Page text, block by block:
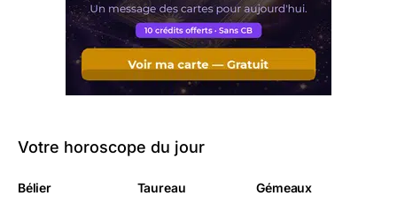
Votre horoscope du jour
Bélier Taureau Gémeaux